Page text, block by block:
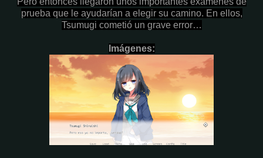
prueba que le ayudarían a elegir su camino. En ellos,
Tsumugi cometió un grave error…
Imágenes: